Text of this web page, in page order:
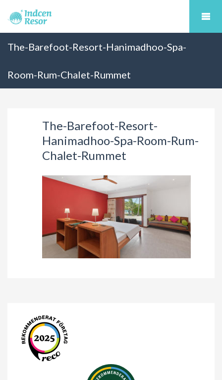
The-Barefoot-Resort-Hanimadhoo-Spa-
Room-Rum-Chalet-Rummet
The-Barefoot-Resort-
Hanimadhoo-Spa-Room-Rum-
Chalet-Rummet